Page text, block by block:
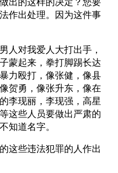
出的这样的决定？您要
作出处理。因为这件事
人对我爱人大打出手，
蒙起来，拳打脚踢长达
力殴打，像张健，像县
贺勇，像张升东，像在
李现丽，李现强，高星
这些人员要做出严肃的
知道名字。
这些违法犯罪的人作出